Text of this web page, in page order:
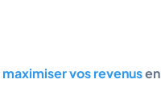
maximiser vos revenusen